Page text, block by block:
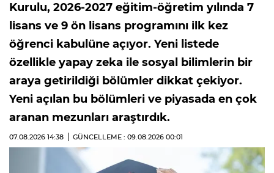
Kurulu, 2026-2027 eğitim-öğretim yılında 7
lisans ve 9 ön lisans programını ilk kez
öğrenci kabulüne açıyor. Yeni listede
özellikle yapay zeka ile sosyal bilimlerin bir
araya getirildiği bölümler dikkat çekiyor.
Yeni açılan bu bölümleri ve piyasada en çok
aranan mezunları araştırdık.
07.08.2026 14:38 GÜNCELLEME : 09.08.2026 00:01